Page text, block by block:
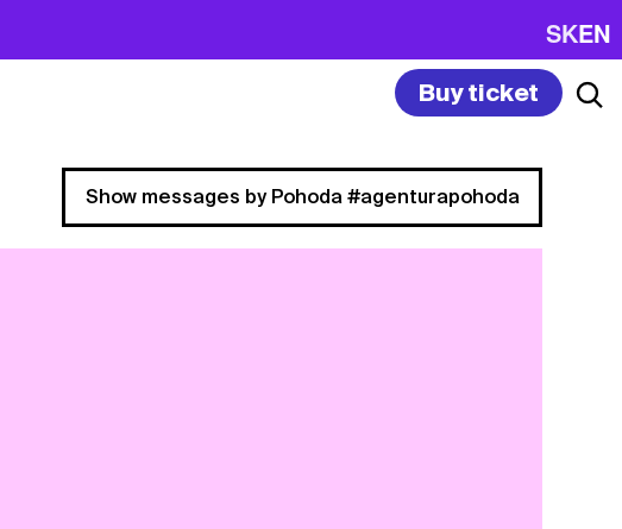
SKEN
Buy ticket
Show messages by Pohoda #agenturapohoda